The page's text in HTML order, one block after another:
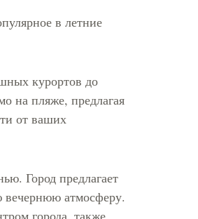
в летние
курортов до
на пляже, предлагая
от ваших
Город предлагает
атмосферу.
города, также